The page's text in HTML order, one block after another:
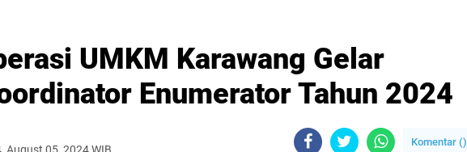
UMKM Karawang Gelar
Enumerator Tahun 2024
Komentar ()